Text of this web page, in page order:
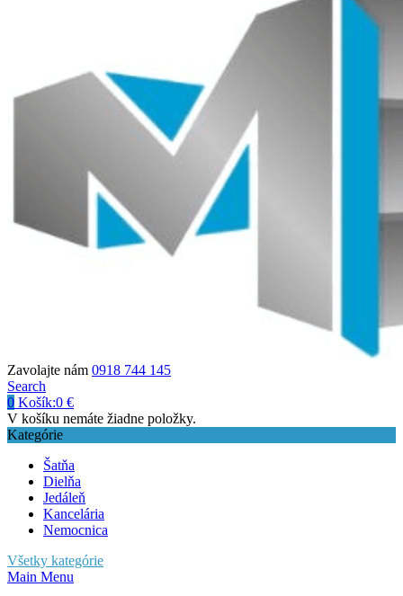
Zavolajte nám 0918 744 145
Search
0 Košík:0 €
V košíku nemáte žiadne položky.
Kategórie
Šatňa
Dielňa
Jedáleň
Kancelária
Nemocnica
Všetky kategórie
Main Menu